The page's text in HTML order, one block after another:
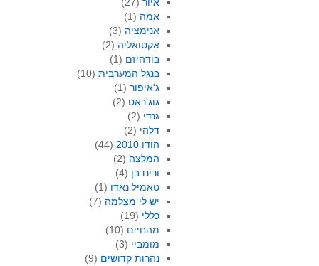
אמה (1)
אנימציה (3)
אקטואליה (2)
בודהיזם (1)
בנגל המערבית(10)
ג'איפור(1)
גוג'ראט (2)
גנדי (2)
דלהי (2)
הודו 2010
(44)
המלצה (2)
ורינדבן (4)
טאמיל נאדו (1)
יש לי מצלמה (7)
כללי (19)
מהחיים (10)
מומביי (3)
נהרות קדושים (9)